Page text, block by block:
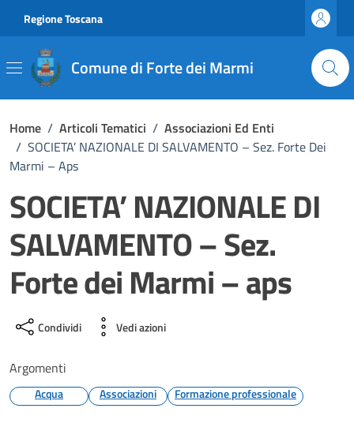
Regione Toscana
Comune di Forte dei Marmi
Home / Articoli Tematici / Associazioni Ed Enti
/ SOCIETA’ NAZIONALE DI SALVAMENTO – Sez. Forte Dei
Marmi – Aps
SOCIETA’ NAZIONALE DI
SALVAMENTO – Sez.
Forte dei Marmi – aps
Condividi Vedi azioni
Argomenti
Acqua Associazioni Formazione professionale